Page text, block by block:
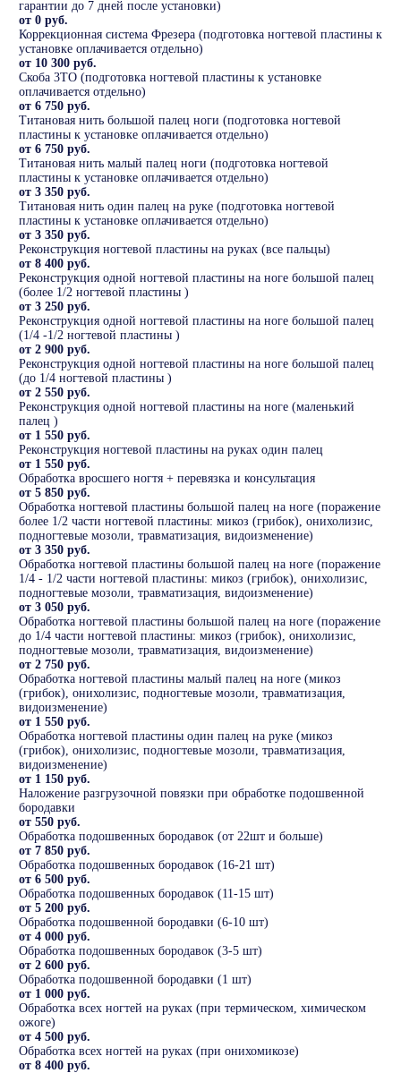
гарантии до 7 дней после установки)
от 0 руб.
Коррекционная система Фрезера (подготовка ногтевой пластины к
установке оплачивается отдельно)
от 10 300 руб.
Скоба 3ТО (подготовка ногтевой пластины к установке
оплачивается отдельно)
от 6 750 руб.
Титановая нить большой палец ноги (подготовка ногтевой
пластины к установке оплачивается отдельно)
от 6 750 руб.
Титановая нить малый палец ноги (подготовка ногтевой
пластины к установке оплачивается отдельно)
от 3 350 руб.
Титановая нить один палец на руке (подготовка ногтевой
пластины к установке оплачивается отдельно)
от 3 350 руб.
Реконструкция ногтевой пластины на руках (все пальцы)
от 8 400 руб.
Реконструкция одной ногтевой пластины на ноге большой палец
(более 1/2 ногтевой пластины )
от 3 250 руб.
Реконструкция одной ногтевой пластины на ноге большой палец
(1/4 -1/2 ногтевой пластины )
от 2 900 руб.
Реконструкция одной ногтевой пластины на ноге большой палец
(до 1/4 ногтевой пластины )
от 2 550 руб.
Реконструкция одной ногтевой пластины на ноге (маленький
палец )
от 1 550 руб.
Реконструкция ногтевой пластины на руках один палец
от 1 550 руб.
Обработка вросшего ногтя + перевязка и консультация
от 5 850 руб.
Обработка ногтевой пластины большой палец на ноге (поражение
более 1/2 части ногтевой пластины: микоз (грибок), онихолизис,
подногтевые мозоли, травматизация, видоизменение)
от 3 350 руб.
Обработка ногтевой пластины большой палец на ноге (поражение
1/4 - 1/2 части ногтевой пластины: микоз (грибок), онихолизис,
подногтевые мозоли, травматизация, видоизменение)
от 3 050 руб.
Обработка ногтевой пластины большой палец на ноге (поражение
до 1/4 части ногтевой пластины: микоз (грибок), онихолизис,
подногтевые мозоли, травматизация, видоизменение)
от 2 750 руб.
Обработка ногтевой пластины малый палец на ноге (микоз
(грибок), онихолизис, подногтевые мозоли, травматизация,
видоизменение)
от 1 550 руб.
Обработка ногтевой пластины один палец на руке (микоз
(грибок), онихолизис, подногтевые мозоли, травматизация,
видоизменение)
от 1 150 руб.
Наложение разгрузочной повязки при обработке подошвенной
бородавки
от 550 руб.
Обработка подошвенных бородавок (от 22шт и больше)
от 7 850 руб.
Обработка подошвенных бородавок (16-21 шт)
от 6 500 руб.
Обработка подошвенных бородавок (11-15 шт)
от 5 200 руб.
Обработка подошвенной бородавки (6-10 шт)
от 4 000 руб.
Обработка подошвенных бородавок (3-5 шт)
от 2 600 руб.
Обработка подошвенной бородавки (1 шт)
от 1 000 руб.
Обработка всех ногтей на руках (при термическом, химическом
ожоге)
от 4 500 руб.
Обработка всех ногтей на руках (при онихомикозе)
от 8 400 руб.